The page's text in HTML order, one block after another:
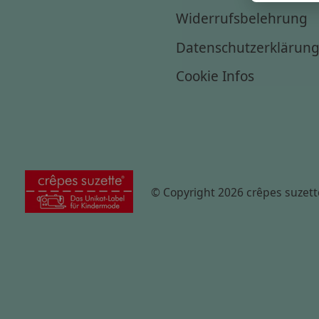
Widerrufsbelehrung
Datenschutzerklärung
Cookie Infos
© Copyright 2026 crêpes